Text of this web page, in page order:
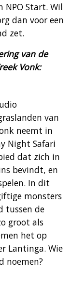
NPO Start. Wil
dan voor een
zet.
van de
Vonk:
van
neemt in
Night Safari
dat zich in
bevindt, en
In dit
monsters
tussen de
groot als
het op
Lantinga. Wie
noemen?